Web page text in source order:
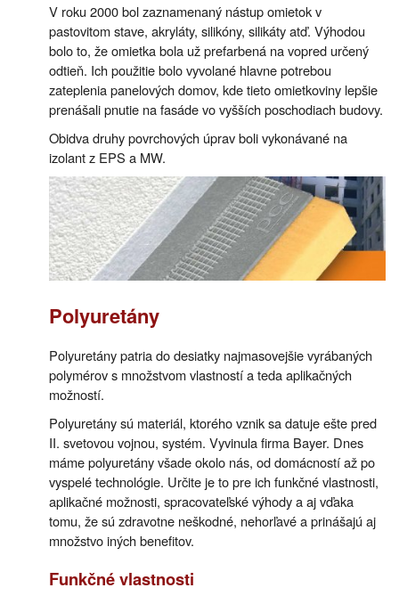
V roku 2000 bol zaznamenaný nástup omietok v
pastovitom stave, akryláty, silikóny, silikáty atď. Výhodou
bolo to, že omietka bola už prefarbená na vopred určený
odtieň. Ich použitie bolo vyvolané hlavne potrebou
zateplenia panelových domov, kde tieto omietkoviny lepšie
prenášali pnutie na fasáde vo vyšších poschodiach budovy.
Obidva druhy povrchových úprav boli vykonávané na
izolant z EPS a MW.
Polyuretány
Polyuretány patria do desiatky najmasovejšie vyrábaných
polymérov s množstvom vlastností a teda aplikačných
možností.
Polyuretány sú materiál, ktorého vznik sa datuje ešte pred
II. svetovou vojnou, systém. Vyvinula firma Bayer. Dnes
máme polyuretány všade okolo nás, od domácností až po
vyspelé technológie. Určite je to pre ich funkčné vlastnosti,
aplikačné možnosti, spracovateľské výhody a aj vďaka
tomu, že sú zdravotne neškodné, nehorľavé a prinášajú aj
množstvo iných benefitov.
Funkčné vlastnosti